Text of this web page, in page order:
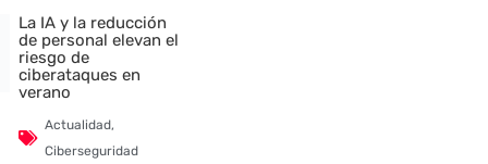
La IA y la reducción
de personal elevan el
riesgo de
ciberataques en
verano
Actualidad,
Ciberseguridad